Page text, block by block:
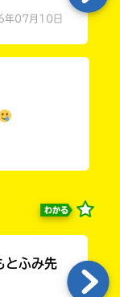
年07月10日
わかる
とふみ先